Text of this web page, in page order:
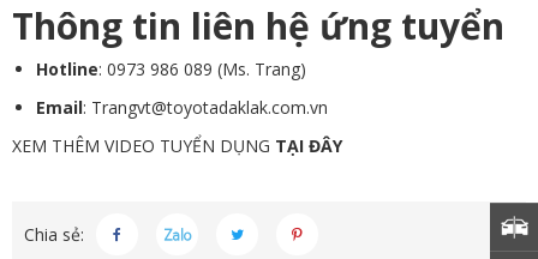
Thông tin liên hệ ứng tuyển
Hotline: 0973 986 089 (Ms. Trang)
Email: Trangvt@toyotadaklak.com.vn
XEM THÊM VIDEO TUYỂN DỤNG TẠI ĐÂY
Chia sẻ: